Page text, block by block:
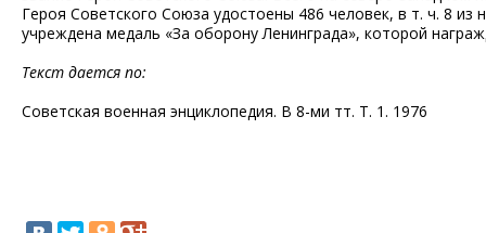
Героя Советского Союза удостоены 486 человек, в т. ч. 8
учреждена медаль «За оборону Ленинграда», которой
Текст дается по:
Советская военная энциклопедия. В 8-ми тт. Т. 1. 1976